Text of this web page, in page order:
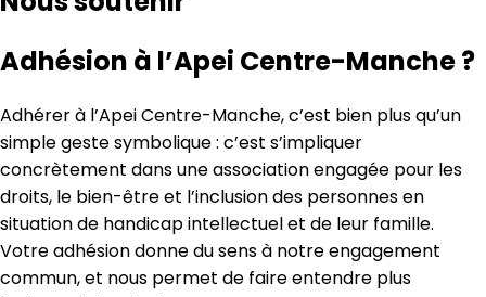
Adhésion à l’Apei Centre-Manche ?
Adhérer à l’Apei Centre-Manche, c’est bien plus qu’un
simple geste symbolique : c’est s’impliquer
concrètement dans une association engagée pour les
droits, le bien-être et l’inclusion des personnes en
situation de handicap intellectuel et de leur famille.
Votre adhésion donne du sens à notre engagement
commun, et nous permet de faire entendre plus